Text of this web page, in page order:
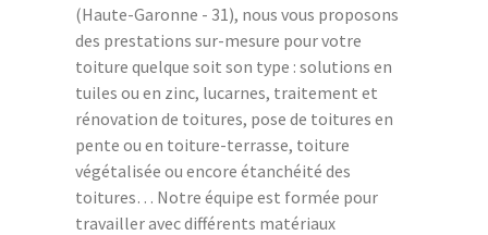
(Haute-Garonne - 31), nous vous proposons
des prestations sur-mesure pour votre
toiture quelque soit son type : solutions en
tuiles ou en zinc, lucarnes, traitement et
rénovation de toitures, pose de toitures en
pente ou en toiture-terrasse, toiture
végétalisée ou encore étanchéité des
toitures… Notre équipe est formée pour
travailler avec différents matériaux